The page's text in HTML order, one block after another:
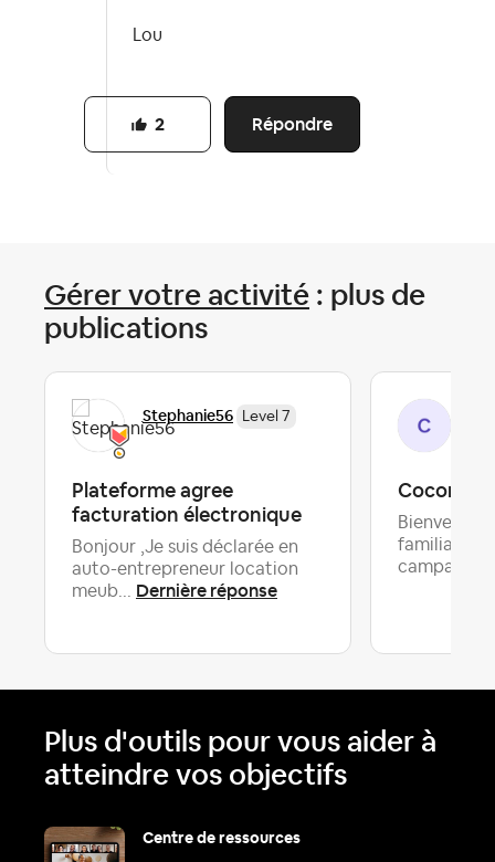
Lou
Répondre
2
Gérer votre activité : plus de
publications
Stephanie56 Level 7
Plateforme agree
facturation électronique
Bonjour ,Je suis déclarée en
auto-entrepreneur location
meub... Dernière réponse
Cocon à
Bienvenue
familiale
Plus d'outils pour vous aider à
atteindre vos objectifs
Centre de ressources